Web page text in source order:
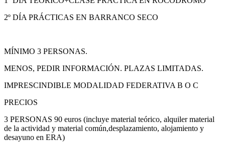
2º DÍA PRÁCTICAS EN BARRANCO SECO
MÍNIMO 3 PERSONAS.
MENOS, PEDIR INFORMACIÓN. PLAZAS LIMITADAS.
IMPRESCINDIBLE MODALIDAD FEDERATIVA B O C
PRECIOS
3 PERSONAS 90 euros (incluye material teórico, alquiler material
de la actividad y material común,desplazamiento, alojamiento y
desayuno en ERA)